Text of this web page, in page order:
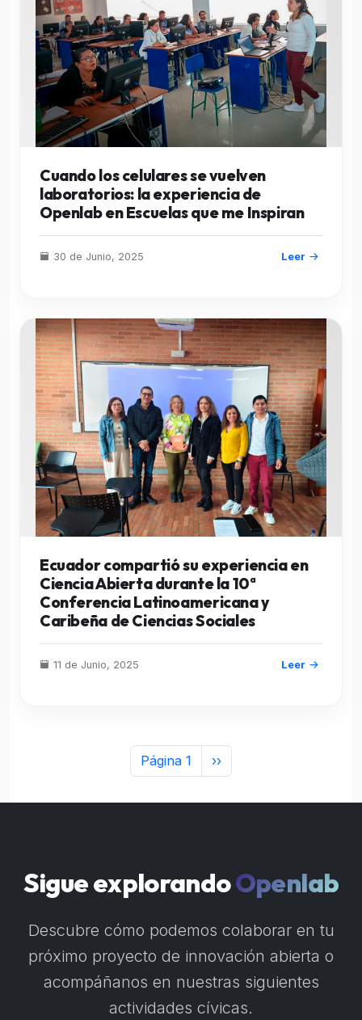
Cuando los celulares se vuelven
laboratorios: la experiencia de
Openlab en Escuelas que me Inspiran
30 de Junio, 2025 Leer
Ecuador compartió su experiencia en
Ciencia Abierta durante la 10ª
Conferencia Latinoamericana y
Caribeña de Ciencias Sociales
11 de Junio, 2025 Leer
Paginación
Página 1 Siguiente página
››
Sigue explorandoOpenlab
Descubre cómo podemos colaborar en tu
próximo proyecto de innovación abierta o
acompáñanos en nuestras siguientes
actividades cívicas.